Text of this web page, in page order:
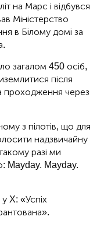
на Марс і відбувся
Міністерство
в Білому домі за
загалом 450 осіб,
після
проходження через
з пілотів, що для
надзвичайну
разі ми
Mayday. Mayday.
X: «Успіх